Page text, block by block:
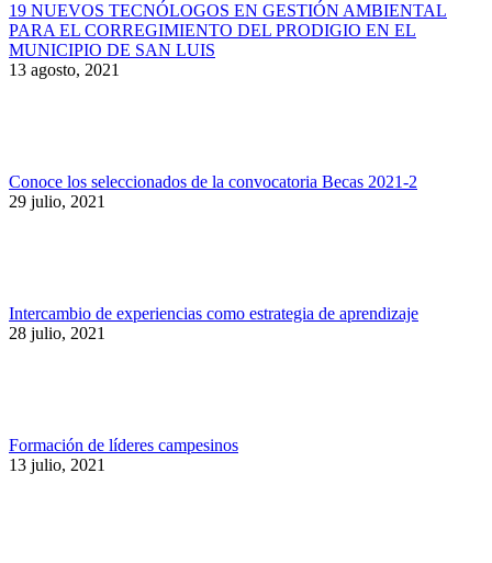
19 NUEVOS TECNÓLOGOS EN GESTIÓN AMBIENTAL
PARA EL CORREGIMIENTO DEL PRODIGIO EN EL
MUNICIPIO DE SAN LUIS
13 agosto, 2021
Conoce los seleccionados de la convocatoria Becas 2021-2
29 julio, 2021
Intercambio de experiencias como estrategia de aprendizaje
28 julio, 2021
Formación de líderes campesinos
13 julio, 2021